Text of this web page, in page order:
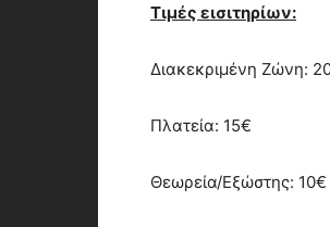
Τιμές εισιτηρίων:
Διακεκριμένη Ζώνη:
Πλατεία: 15€
Θεωρεία/Εξώστης: 10€